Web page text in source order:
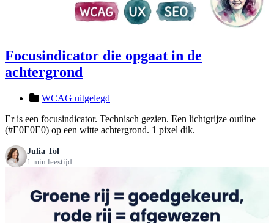
Focusindicator die opgaat in de
achtergrond
WCAG uitgelegd
Er is een focusindicator. Technisch gezien. Een lichtgrijze outline
(#E0E0E0) op een witte achtergrond. 1 pixel dik.
Julia Tol
1 min leestijd